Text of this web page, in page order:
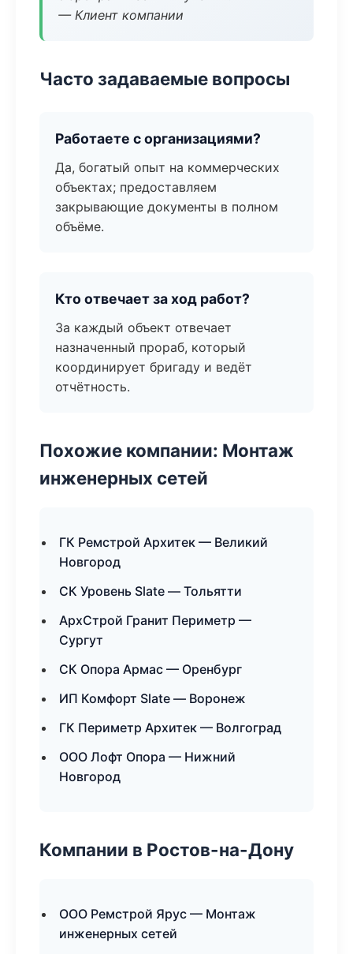
— Клиент компании
Часто задаваемые вопросы
Работаете с организациями?
Да, богатый опыт на коммерческих
объектах; предоставляем
закрывающие документы в полном
объёме.
Кто отвечает за ход работ?
За каждый объект отвечает
назначенный прораб, который
координирует бригаду и ведёт
отчётность.
Похожие компании: Монтаж
инженерных сетей
ГК Ремстрой Архитек — Великий
Новгород
СК Уровень Slate — Тольятти
АрхСтрой Гранит Периметр —
Сургут
СК Опора Армас — Оренбург
ИП Комфорт Slate — Воронеж
ГК Периметр Архитек — Волгоград
ООО Лофт Опора — Нижний
Новгород
Компании в Ростов-на-Дону
ООО Ремстрой Ярус — Монтаж
инженерных сетей